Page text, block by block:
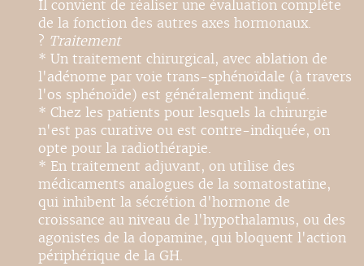
Il convient de réaliser une évaluation complète
de la fonction des autres axes hormonaux.
? Traitement
* Un traitement chirurgical, avec ablation de
l'adénome par voie trans-sphénoïdale (à travers
l'os sphénoïde) est généralement indiqué.
* Chez les patients pour lesquels la chirurgie
n'est pas curative ou est contre-indiquée, on
opte pour la radiothérapie.
* En traitement adjuvant, on utilise des
médicaments analogues de la somatostatine,
qui inhibent la sécrétion d'hormone de
croissance au niveau de l'hypothalamus, ou des
agonistes de la dopamine, qui bloquent l'action
périphérique de la GH.